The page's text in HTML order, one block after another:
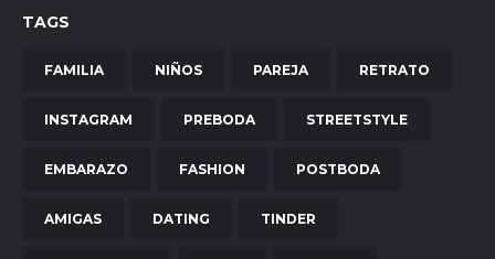
TAGS
FAMILIA NIÑOS PAREJA RETRATO
INSTAGRAM PREBODA STREETSTYLE
EMBARAZO FASHION POSTBODA
AMIGAS DATING TINDER